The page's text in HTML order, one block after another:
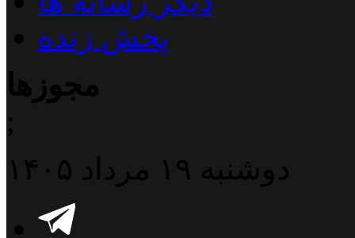
پخش زنده
مجوزها
;
دوشنبه ۱۹ مرداد ۱۴۰۵